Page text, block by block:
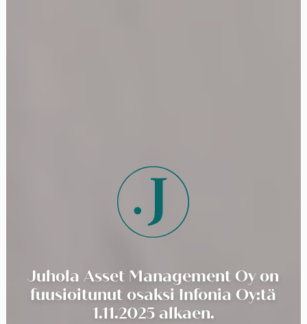
Juhola Asset Management Oy on
fuusioitunut osaksi Infonia Oy:tä
1.11.2025 alkaen.